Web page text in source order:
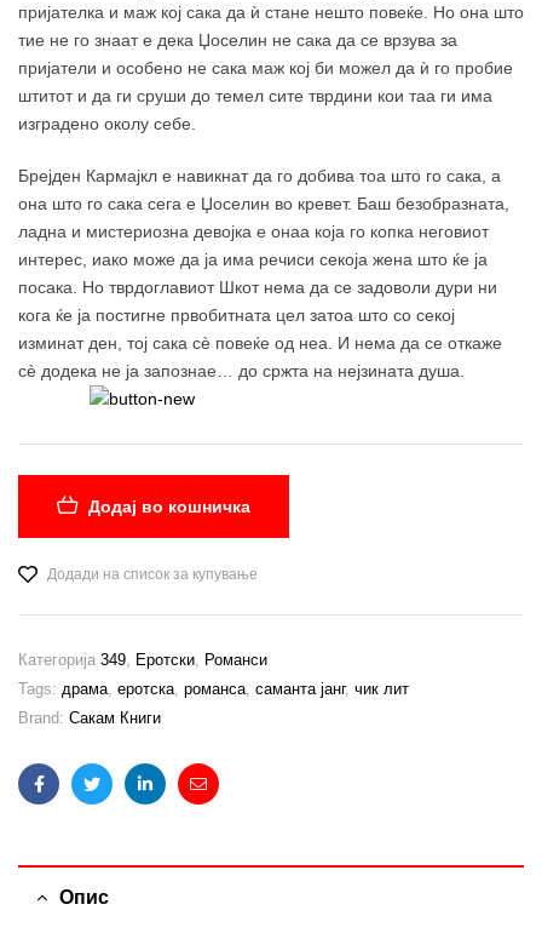
пријателка и маж кој сака да ѝ стане нешто повеќе. Но она што
тие не го знаат е дека Џоселин не сака да се врзува за
пријатели и особено не сака маж кој би можел да ѝ го пробие
штитот и да ги сруши до темел сите тврдини кои таа ги има
изградено околу себе.
Брејден Кармајкл е навикнат да го добива тоа што го сака, а
она што го сака сега е Џоселин во кревет. Баш безобразната,
ладна и мистериозна девојка е онаа која го копка неговиот
интерес, иако може да ја има речиси секоја жена што ќе ја
посака. Но тврдоглавиот Шкот нема да се задоволи дури ни
кога ќе ја постигне првобитната цел затоа што со секој
изминат ден, тој сака сè повеќе од неа. И нема да се откаже
сè додека не ја запознае… до сржта на нејзината душа.
Додај во кошничка
Додади на список за купување
Категорија 349 Еротски Романси
Tags: драма еротска романса саманта јанг, чик лит
Brand: Сакам Книги
FacebookTwitterLinkedinEmail
Опис